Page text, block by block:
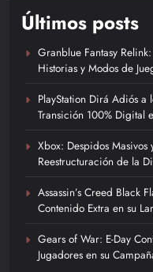
Últimos posts
Granblue Fantasy
Historias y Modos de
PlayStation Dirá Adiós a
Transición 100% Digital
Xbox: Despidos
Reestructuración de la
Assassin’s Creed Black
Contenido Extra en su
Gears of War: E-Day
Jugadores en su